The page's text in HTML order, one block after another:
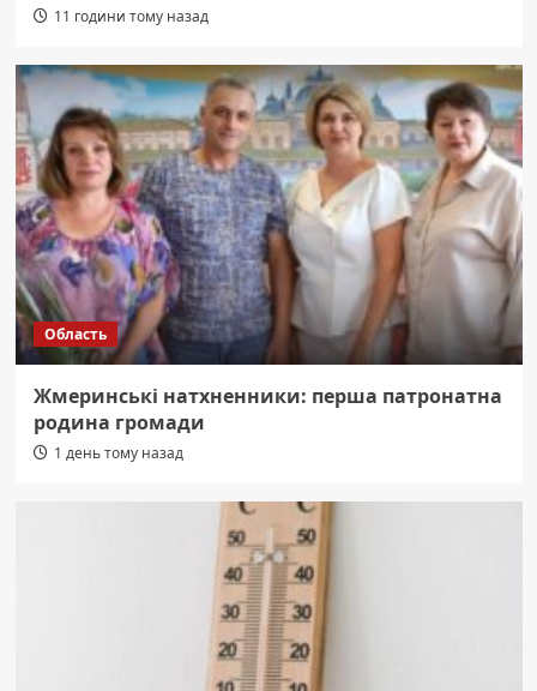
11 години тому назад
Область
Жмеринські натхненники: перша патронатна
родина громади
1 день тому назад